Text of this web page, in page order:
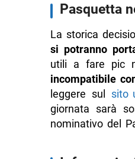
Pasquetta
La storica
si potranno
utili a fare pic
incompatibile
leggere sul sito
giornata sarà
nominativo del